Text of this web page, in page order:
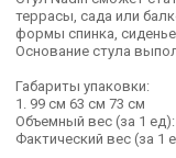
террасы, сада или
формы спинка,
Основание стула
Габариты упаковки:
1. 99 см 63 см 73 см
Объемный вес (за 1 ед):
Фактический вес (за 1